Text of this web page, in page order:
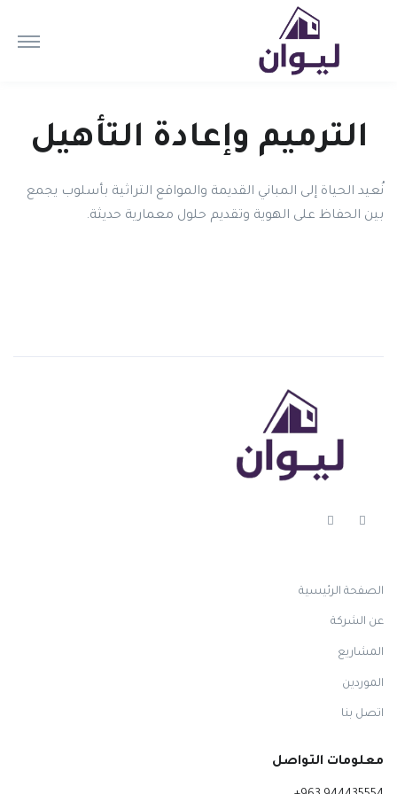
الترميم وإعادة التأهيل
نُعيد الحياة إلى المباني القديمة والمواقع التراثية بأسلوب يجمع
بين الحفاظ على الهوية وتقديم حلول معمارية حديثة.
الصفحة الرئيسية
عن الشركة
المشاريع
الموردين
اتصل بنا
معلومات التواصل